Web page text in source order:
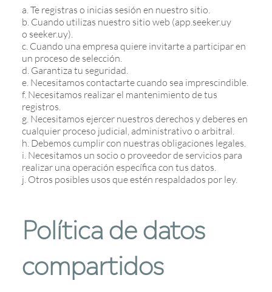
a. Te registras o inicias sesión en nuestro sitio.
b. Cuando utilizas nuestro sitio web (app.seeker.uy
o seeker.uy).
c. Cuando una empresa quiere invitarte a participar en
un proceso de selección.
d. Garantiza tu seguridad.
e. Necesitamos contactarte cuando sea imprescindible.
f. Necesitamos realizar el mantenimiento de tus
registros.
g. Necesitamos ejercer nuestros derechos y deberes en
cualquier proceso judicial, administrativo o arbitral.
h. Debemos cumplir con nuestras obligaciones legales.
i. Necesitamos un socio o proveedor de servicios para
realizar una operación específica con tus datos.
j. Otros posibles usos que estén respaldados por ley.
Política de datos
compartidos